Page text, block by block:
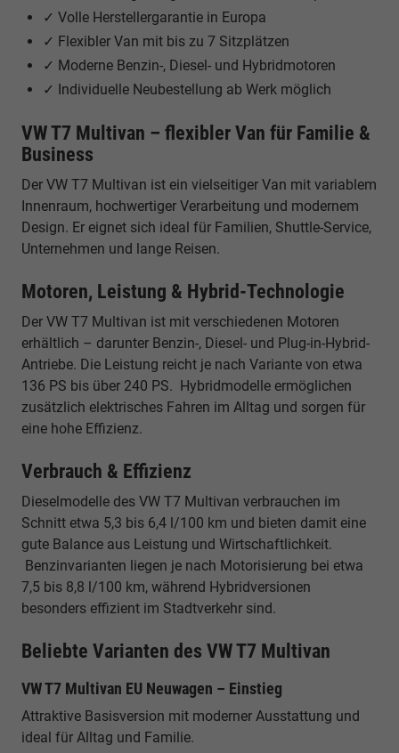
✓ Volle Herstellergarantie in Europa
✓ Flexibler Van mit bis zu 7 Sitzplätzen
✓ Moderne Benzin-, Diesel- und Hybridmotoren
✓ Individuelle Neubestellung ab Werk möglich
VW T7 Multivan – flexibler Van für Familie &
Business
Der VW T7 Multivan ist ein vielseitiger Van mit variablem
Innenraum, hochwertiger Verarbeitung und modernem
Design. Er eignet sich ideal für Familien, Shuttle-Service,
Unternehmen und lange Reisen.
Motoren, Leistung & Hybrid-Technologie
Der VW T7 Multivan ist mit verschiedenen Motoren
erhältlich – darunter Benzin-, Diesel- und Plug-in-Hybrid-
Antriebe. Die Leistung reicht je nach Variante von etwa
136 PS bis über 240 PS. Hybridmodelle ermöglichen
zusätzlich elektrisches Fahren im Alltag und sorgen für
eine hohe Effizienz.
Verbrauch & Effizienz
Dieselmodelle des VW T7 Multivan verbrauchen im
Schnitt etwa 5,3 bis 6,4 l/100 km und bieten damit eine
gute Balance aus Leistung und Wirtschaftlichkeit.
Benzinvarianten liegen je nach Motorisierung bei etwa
7,5 bis 8,8 l/100 km, während Hybridversionen
besonders effizient im Stadtverkehr sind.
Beliebte Varianten des VW T7 Multivan
VW T7 Multivan EU Neuwagen – Einstieg
Attraktive Basisversion mit moderner Ausstattung und
ideal für Alltag und Familie.